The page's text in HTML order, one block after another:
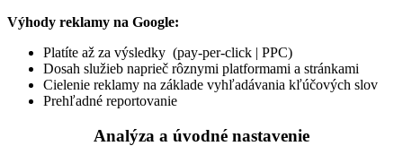
Výhody reklamy na Google:
Platíte až za výsledky (pay-per-click | PPC)
Dosah služieb naprieč rôznymi platformami a stránkami
Cielenie reklamy na základe vyhľadávania kľúčových slov
Prehľadné reportovanie
Analýza a úvodné nastavenie